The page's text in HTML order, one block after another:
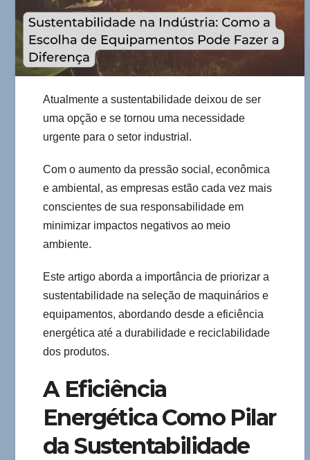
Atualmente a sustentabilidade deixou de ser
uma opção e se tornou uma necessidade
urgente para o setor industrial.
Com o aumento da pressão social, econômica
e ambiental, as empresas estão cada vez mais
conscientes de sua responsabilidade em
minimizar impactos negativos ao meio
ambiente.
Este artigo aborda a importância de priorizar a
sustentabilidade na seleção de maquinários e
equipamentos, abordando desde a eficiência
energética até a durabilidade e reciclabilidade
dos produtos.
A Eficiência
Energética Como Pilar
da Sustentabilidade